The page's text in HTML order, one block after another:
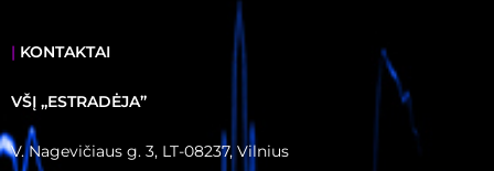
| KONTAKTAI
VŠĮ ,,ESTRADĖJA”
V. Nagevičiaus g. 3, LT-08237, Vilnius